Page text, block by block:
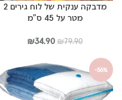
מדבקה ענקית של לוח גירים 2
מטר על 45 ס”מ
₪79.90
המחיר
היה:
₪79.90.
₪34.90
המחיר
₪34.90.
-56%